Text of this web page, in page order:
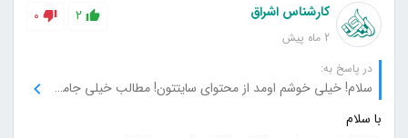
کارشناس اشراق
2 ماه پیش
2
0
در پاسخ به:
سلام! خیلی خوشم اومد از محتوای سایتتون! مطالب خیلی جامع و دقیق بودن و تونستم اطلاعات زیادی در مورد موضوع پیدا کنم. مرسی از تیم شما بابت این کار خوب!